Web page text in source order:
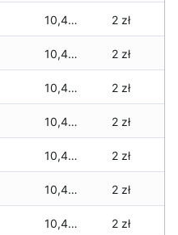
10,480 zł 2 zł
10,480 zł 2 zł
10,480 zł 2 zł
10,480 zł 2 zł
10,470 zł 2 zł
10,460 zł 2 zł
10,460 zł 2 zł